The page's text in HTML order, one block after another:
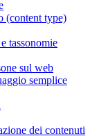
(content type)
tassonomie
sul web
semplice
dei contenuti